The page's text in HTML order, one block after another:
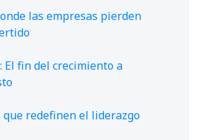
las empresas pierden
El fin del crecimiento a
que redefinen el liderazgo